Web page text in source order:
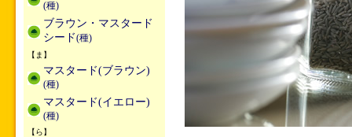
(種)
ブラウン・マスタード
シード(種)
【ま】
マスタード(ブラウン)
(種)
マスタード(イエロー)
(種)
【ら】